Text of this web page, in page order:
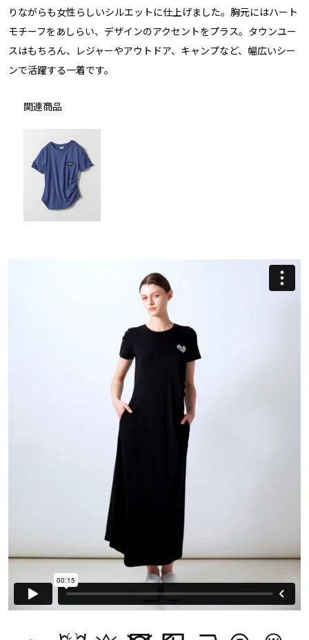
りながらも女性らしいシルエットに仕上げました。胸元にはハート
モチーフをあしらい、デザインのアクセントをプラス。タウンユー
スはもちろん、レジャーやアウトドア、キャンプなど、幅広いシー
ンで活躍する一着です。
関連商品